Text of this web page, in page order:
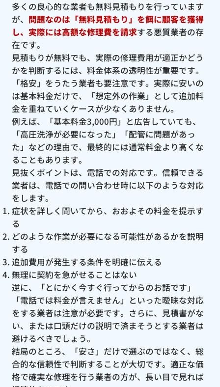
多くの良心的な業者も無料見積もりを行っています
が、 問題なのは「無料見積もり」を餌に顧客を獲得
し、実際には高額な修理費を請求する悪質業者の存
在です。
見積もりが無料でも、実際の修理費用が適正かどう
かを判断するには、料金体系の透明性が重要です。
「格安」をうたう業者も要注意です。実際に安いの
は基本料金だけで、「想定外の作業」として追加料
金を重ねていくケースが少なくありません。
例えば、「基本料金3,000円」と広告していても、
「高圧洗浄が必要になった」「配管に問題があっ
た」などの理由で、最終的には通常料金より高くな
ることもあります。
見抜くポイントは、電話での対応です。信頼できる
業者は、電話での問い合わせ時に以下のような対応
をします。
症状を詳しく聞いてから、おおよその料金を提示す
る
どのような作業が必要になる可能性があるかを説明
する
追加費用が発生する条件を明確に伝える
無理に契約を急がせることはない
逆に、「とにかく今すぐ行ってからのお話です」
「電話では料金が言えません」といった曖昧な対応
をする業者は注意が必要です。さらに、見積書がな
い、または口頭だけの説明で済まそうとする業者は
避けるべきでしょう。
結局のところ、「安さ」だけで選ぶのではなく、総
合的な信頼性で判断することが大切です。適正な価
格で確実な修理を行う業者の方が、長い目で見れば